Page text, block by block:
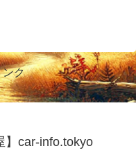
ンク
】car-info.tokyo